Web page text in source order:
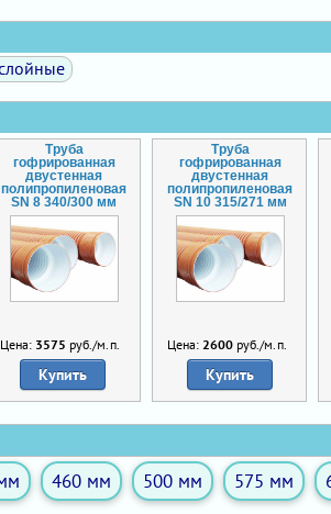
Труба
гофрированная
двустенная
полипропиленовая
SN 8 340/300 мм
Цена: 3575 руб./м.п.
Купить
Труба
гофрированная
двустенная
полипропиленовая
SN 10 315/271 мм
Цена: 2600руб./м.п.
Купить
460 мм 500 мм 575 мм